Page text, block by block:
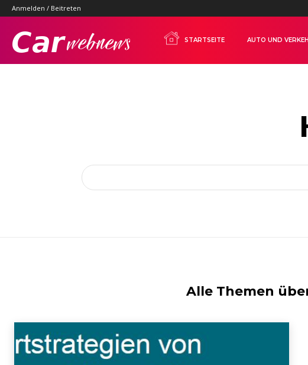
Anmelden / Beitreten
Carwebnews.comSTARTSEITE AUTO UND
Alle Themen